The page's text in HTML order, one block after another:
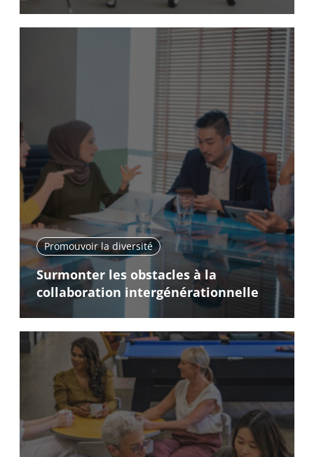
Promouvoir la diversité
Surmonter les obstacles à la
collaboration intergénérationnelle